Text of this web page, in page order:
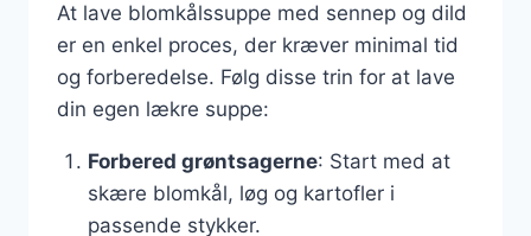
At lave blomkålssuppe med sennep og dild
er en enkel proces, der kræver minimal tid
og forberedelse. Følg disse trin for at lave
din egen lækre suppe:
Forbered grøntsagerne: Start med at
skære blomkål, løg og kartofler i
passende stykker.